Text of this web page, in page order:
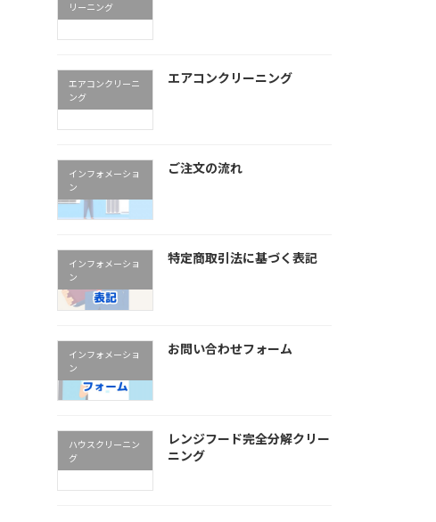
リーニング
エアコンクリーニ
ング
エアコンクリーニング
インフォメーショ
ン
ご注文の流れ
インフォメーショ
ン
特定商取引法に基づく表記
インフォメーショ
ン
お問い合わせフォーム
ハウスクリーニン
グ
レンジフード完全分解クリー
ニング